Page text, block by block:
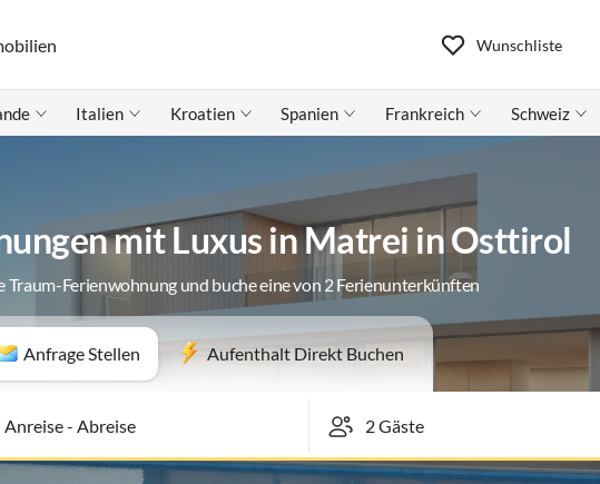
Wunschliste
Italien Kroatien Spanien Frankreich Schweiz
mit Luxus in Matrei in Osttirol
Traum-Ferienwohnung und buche eine von 2 Ferienunterkünften
Anfrage Stellen Aufenthalt Direkt Buchen
Anreise-Abreise